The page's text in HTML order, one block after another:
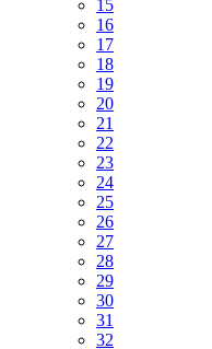
15
16
17
18
19
20
21
22
23
24
25
26
27
28
29
30
31
32